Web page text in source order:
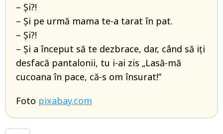
– Și?!
– Și pe urmă mama te-a tarat în pat.
– Și?!
– Și a început să te dezbrace, dar, când să iți
desfacă pantalonii, tu i-ai zis „Lasă-mă
cucoana în pace, că-s om însurat!”
Foto pixabay.com